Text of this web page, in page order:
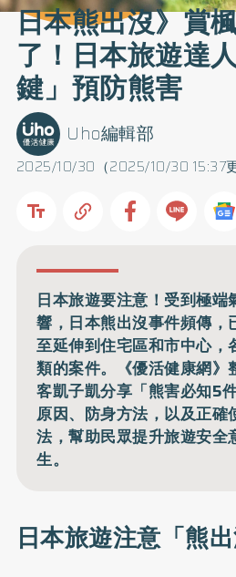
日本熊出沒》賞
了！日本旅遊達
鍵」預防熊害
2025/10/30（2025/10/30 15:37更
Uho編輯部
日本旅遊要注意！受到極端
響，日本熊出沒事件頻傳，
至延伸到住宅區和市中心，
類的案件。《優活健康網》
客凱子凱分享「熊害必知5
原因、防身方法，以及正確
法，幫助民眾提升旅遊安全
生。
日本旅遊注意「熊出